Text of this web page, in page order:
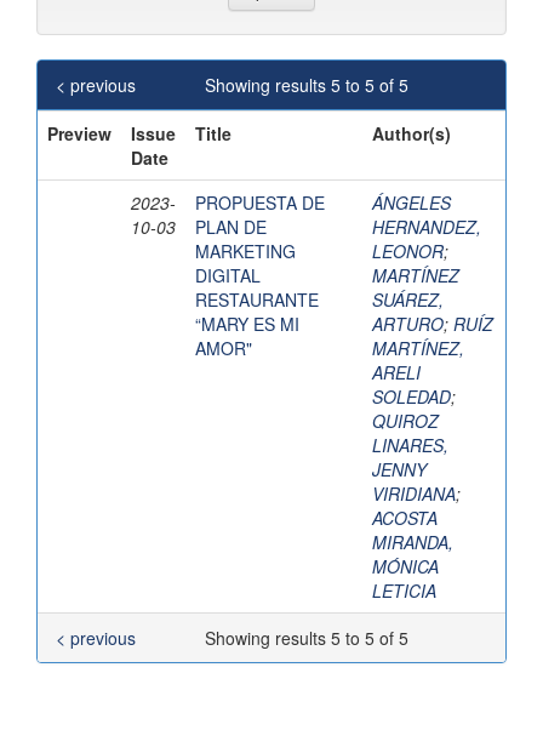
Showing results 5 to 5 of 5
< previous
Preview
Issue
Date
Title Author(s)
2023-
10-03
PROPUESTA DE
PLAN DE
MARKETING
DIGITAL
RESTAURANTE
“MARY ES MI
AMOR"
ÁNGELES
HERNANDEZ,
LEONOR;
MARTÍNEZ
SUÁREZ,
ARTURO; RUÍZ
MARTÍNEZ,
ARELI
SOLEDAD;
QUIROZ
LINARES,
JENNY
VIRIDIANA;
ACOSTA
MIRANDA,
MÓNICA
LETICIA
Showing results 5 to 5 of 5
< previous